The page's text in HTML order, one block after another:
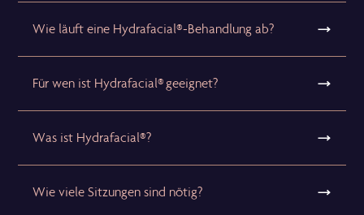
Wie läuft eine Hydrafacial®-Behandlung ab?
Für wen ist Hydrafacial® geeignet?
Was ist Hydrafacial®?
Wie viele Sitzungen sind nötig?